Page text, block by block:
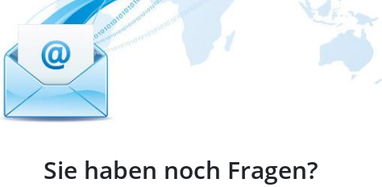
Sie haben noch Fragen?